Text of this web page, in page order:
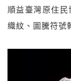
順益臺灣原住
織紋、圖騰符號